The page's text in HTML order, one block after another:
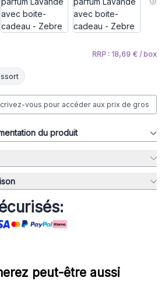
RRP : 18,69 € / box
vous pour accéder aux prix de gros
du produit
peut-être aussi